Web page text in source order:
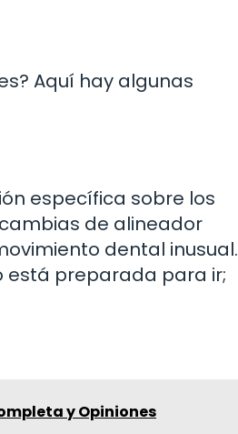
Aquí hay algunas
específica sobre los
de alineador
dental inusual.
está preparada para ir;
y Opiniones